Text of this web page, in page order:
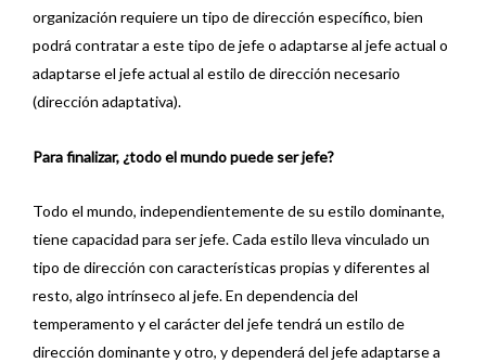
organización requiere un tipo de dirección específico, bien
podrá contratar a este tipo de jefe o adaptarse al jefe actual o
adaptarse el jefe actual al estilo de dirección necesario
(dirección adaptativa).
Para finalizar, ¿todo el mundo puede ser jefe?
Todo el mundo, independientemente de su estilo dominante,
tiene capacidad para ser jefe. Cada estilo lleva vinculado un
tipo de dirección con características propias y diferentes al
resto, algo intrínseco al jefe. En dependencia del
temperamento y el carácter del jefe tendrá un estilo de
dirección dominante y otro, y dependerá del jefe adaptarse a